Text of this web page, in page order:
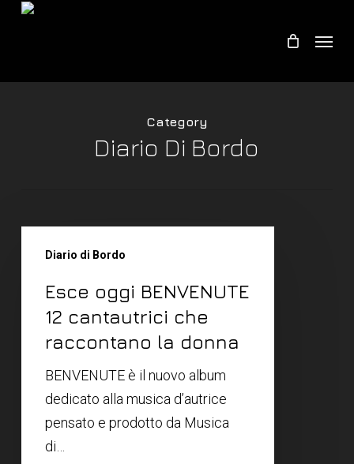
Skip
content
Category
Diario Di Bordo
Diario di Bordo
Esce oggi BENVENUTE
12 cantautrici che
raccontano la donna
BENVENUTE è il nuovo album
dedicato alla musica d’autrice
pensato e prodotto da Musica
di…